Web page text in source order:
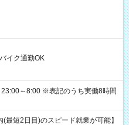
イク通勤OK
のうち実働8時間
最短2日目)のスピード就業が可能】